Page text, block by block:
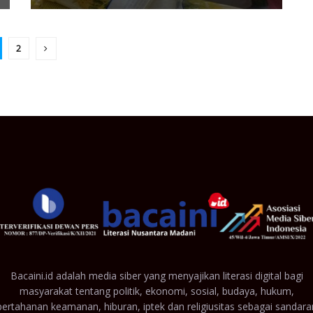
2
Bacaini.id adalah media siber yang menyajikan literasi digital bagi
masyarakat tentang politik, ekonomi, sosial, budaya, hukum,
keamanan, hiburan, iptek dan religiusitas sebagai